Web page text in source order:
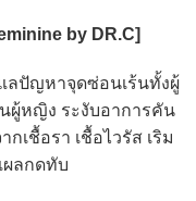
by DR.C]
ลปัญหาจุดซ่อนเร้นทั้งผู้
ผู้หญิง ระงับอาการคัน
เชื้อรา เชื้อไวรัส เริม
ผลกดทับ